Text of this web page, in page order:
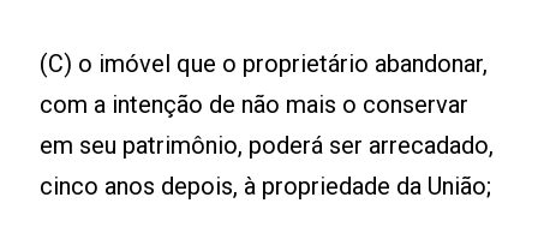
(C) o imóvel que o proprietário abandonar,
com a intenção de não mais o conservar
em seu patrimônio, poderá ser arrecadado,
cinco anos depois, à propriedade da União;